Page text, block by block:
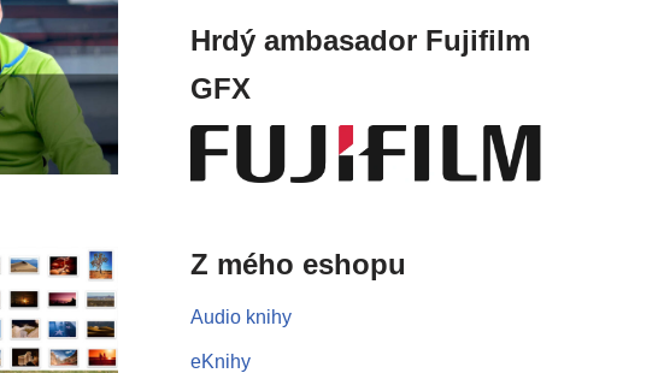
Hrdý ambasador Fujifilm
GFX
Z mého eshopu
Audio knihy
eKnihy